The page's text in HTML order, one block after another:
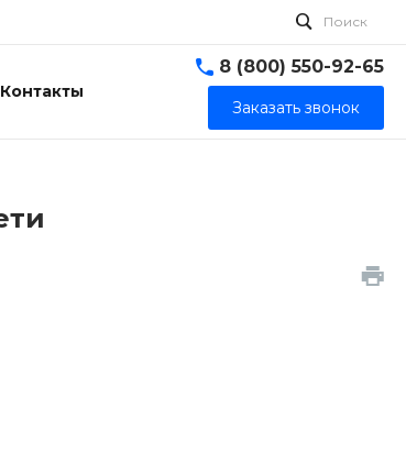
Поиск
Контакты
8 (800) 550-92-65
Заказать звонок